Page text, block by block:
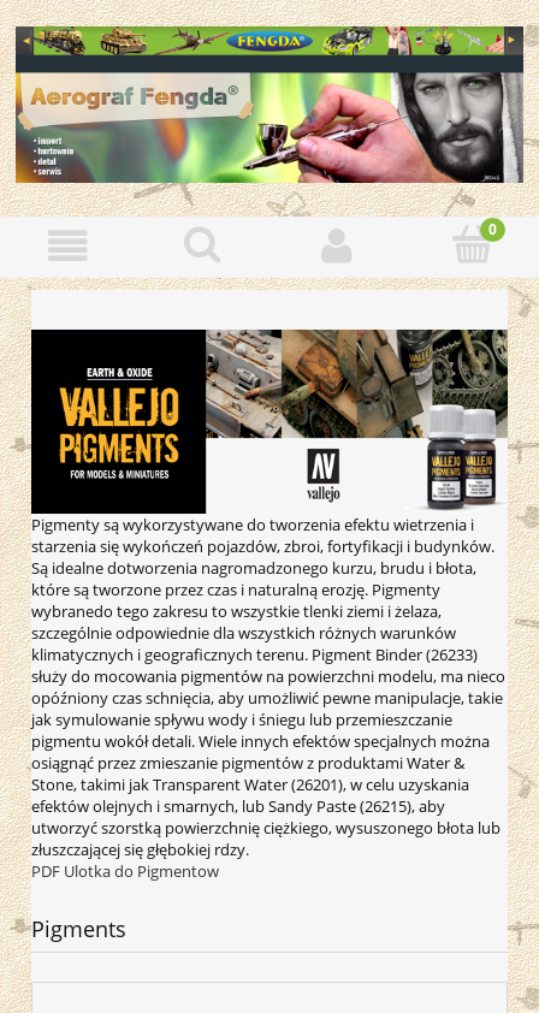
Pigmenty są wykorzystywane do tworzenia efektu wietrzenia i
starzenia się wykończeń pojazdów, zbroi, fortyfikacji i budynków.
Są idealne dotworzenia nagromadzonego kurzu, brudu i błota,
które są tworzone przez czas i naturalną erozję. Pigmenty
wybranedo tego zakresu to wszystkie tlenki ziemi i żelaza,
szczególnie odpowiednie dla wszystkich różnych warunków
klimatycznych i geograficznych terenu. Pigment Binder (26233)
służy do mocowania pigmentów na powierzchni modelu, ma nieco
opóźniony czas schnięcia, aby umożliwić pewne manipulacje, takie
jak symulowanie spływu wody i śniegu lub przemieszczanie
pigmentu wokół detali. Wiele innych efektów specjalnych można
osiągnąć przez zmieszanie pigmentów z produktami Water &
Stone, takimi jak Transparent Water (26201), w celu uzyskania
efektów olejnych i smarnych, lub Sandy Paste (26215), aby
utworzyć szorstką powierzchnię ciężkiego, wysuszonego błota lub
złuszczającej się głębokiej rdzy.
PDF Ulotka do Pigmentow
Pigments